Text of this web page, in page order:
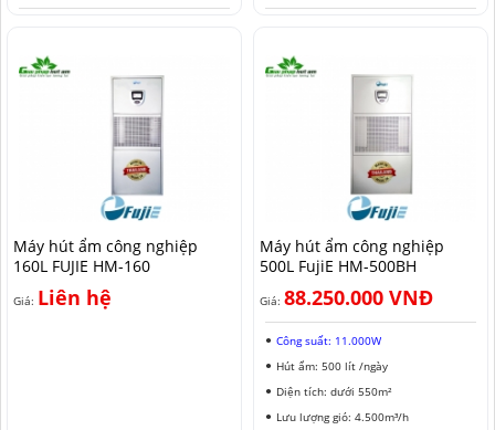
Máy hút ẩm công nghiệp
160L FUJIE HM-160
Giá: Liên hệ
Máy hút ẩm công nghiệp
500L FujiE HM-500BH
Giá: 88.250.000 VNĐ
Công suất: 11.000W
Hút ẩm: 500 lít /ngày
Diện tích: dưới 550m²
Lưu lượng gió: 4.500m³/h